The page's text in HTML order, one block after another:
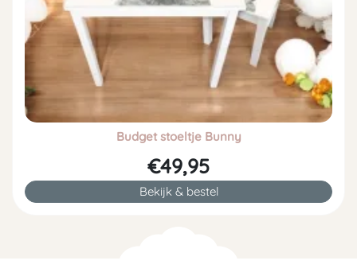
Budget stoeltje Bunny
€49,95
Bekijk & bestel